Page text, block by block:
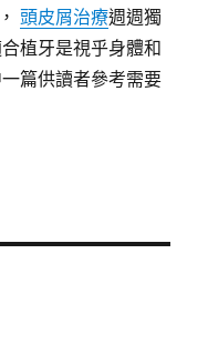
頭皮屑治療週週獨
植牙是視乎身體和
一篇供讀者參考需要